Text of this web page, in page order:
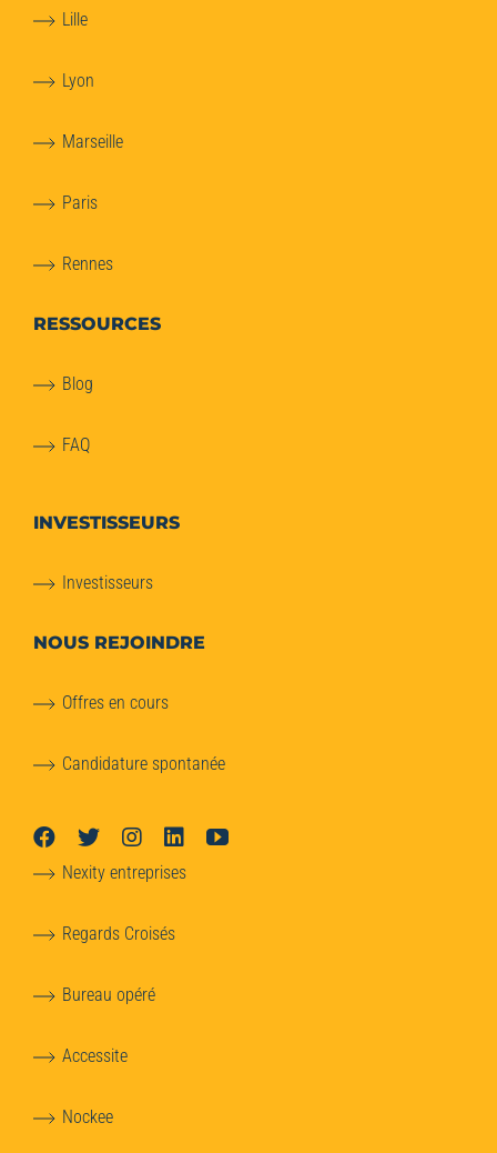
Lille
Lyon
Marseille
Paris
Rennes
RESSOURCES
Blog
FAQ
INVESTISSEURS
Investisseurs
NOUS REJOINDRE
Offres en cours
Candidature spontanée
Nexity entreprises
Regards Croisés
Bureau opéré
Accessite
Nockee